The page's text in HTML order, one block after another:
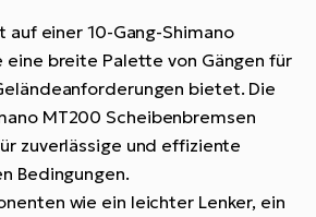
auf einer 10-Gang-Shimano
eine breite Palette von Gängen für
bietet. Die
MT200 Scheibenbremsen
zuverlässige und effiziente
Bedingungen.
wie ein leichter Lenker, ein